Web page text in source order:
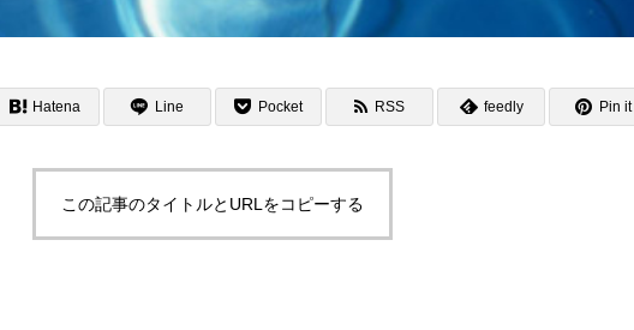
Hatena Line Pocket RSS feedly Pin it
この記事のタイトルとURLをコピーする